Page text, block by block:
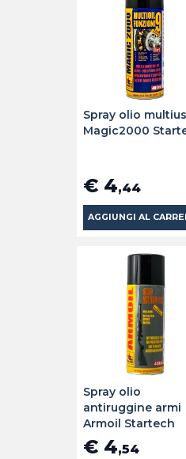
Spray olio
Magic2000
€ 4,44
AGGIUNGI AL
Spray olio
antiruggine armi
Armoil Startech
€ 4,54